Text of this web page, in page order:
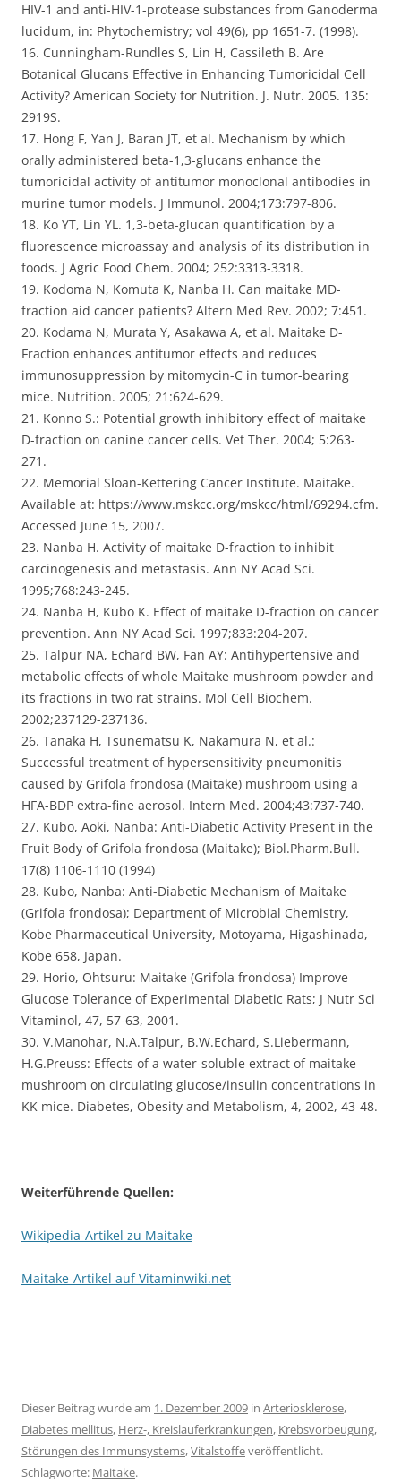
HIV-1 and anti-HIV-1-protease substances from Ganoderma
lucidum, in: Phytochemistry; vol 49(6), pp 1651-7. (1998).
16. Cunningham-Rundles S, Lin H, Cassileth B. Are
Botanical Glucans Effective in Enhancing Tumoricidal Cell
Activity? American Society for Nutrition. J. Nutr. 2005. 135:
2919S.
17. Hong F, Yan J, Baran JT, et al. Mechanism by which
orally administered beta-1,3-glucans enhance the
tumoricidal activity of antitumor monoclonal antibodies in
murine tumor models. J Immunol. 2004;173:797-806.
18. Ko YT, Lin YL. 1,3-beta-glucan quantification by a
fluorescence microassay and analysis of its distribution in
foods. J Agric Food Chem. 2004; 252:3313-3318.
19. Kodoma N, Komuta K, Nanba H. Can maitake MD-
fraction aid cancer patients? Altern Med Rev. 2002; 7:451.
20. Kodama N, Murata Y, Asakawa A, et al. Maitake D-
Fraction enhances antitumor effects and reduces
immunosuppression by mitomycin-C in tumor-bearing
mice. Nutrition. 2005; 21:624-629.
21. Konno S.: Potential growth inhibitory effect of maitake
D-fraction on canine cancer cells. Vet Ther. 2004; 5:263-
271.
22. Memorial Sloan-Kettering Cancer Institute. Maitake.
Available at: https://www.mskcc.org/mskcc/html/69294.cfm.
Accessed June 15, 2007.
23. Nanba H. Activity of maitake D-fraction to inhibit
carcinogenesis and metastasis. Ann NY Acad Sci.
1995;768:243-245.
24. Nanba H, Kubo K. Effect of maitake D-fraction on cancer
prevention. Ann NY Acad Sci. 1997;833:204-207.
25. Talpur NA, Echard BW, Fan AY: Antihypertensive and
metabolic effects of whole Maitake mushroom powder and
its fractions in two rat strains. Mol Cell Biochem.
2002;237129-237136.
26. Tanaka H, Tsunematsu K, Nakamura N, et al.:
Successful treatment of hypersensitivity pneumonitis
caused by Grifola frondosa (Maitake) mushroom using a
HFA-BDP extra-fine aerosol. Intern Med. 2004;43:737-740.
27. Kubo, Aoki, Nanba: Anti-Diabetic Activity Present in the
Fruit Body of Grifola frondosa (Maitake); Biol.Pharm.Bull.
17(8) 1106-1110 (1994)
28. Kubo, Nanba: Anti-Diabetic Mechanism of Maitake
(Grifola frondosa); Department of Microbial Chemistry,
Kobe Pharmaceutical University, Motoyama, Higashinada,
Kobe 658, Japan.
29. Horio, Ohtsuru: Maitake (Grifola frondosa) Improve
Glucose Tolerance of Experimental Diabetic Rats; J Nutr Sci
Vitaminol, 47, 57-63, 2001.
30. V.Manohar, N.A.Talpur, B.W.Echard, S.Liebermann,
H.G.Preuss: Effects of a water-soluble extract of maitake
mushroom on circulating glucose/insulin concentrations in
KK mice. Diabetes, Obesity and Metabolism, 4, 2002, 43-48.
Weiterführende Quellen:
Wikipedia-Artikel zu Maitake
Maitake-Artikel auf Vitaminwiki.net
Dieser Beitrag wurde am 1. Dezember 2009 in Arteriosklerose,
Diabetes mellitus, Herz-, Kreislauferkrankungen, Krebsvorbeugung,
Störungen des Immunsystems,Vitalstoffeveröffentlicht.
Schlagworte: Maitake.